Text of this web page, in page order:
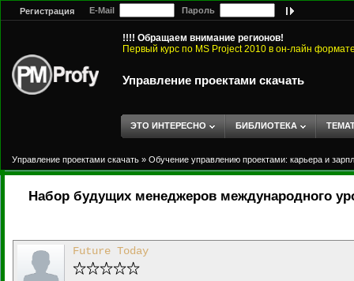
Регистрация E-Mail Пароль
!!!! Обращаем внимание регионов!
Первый курс по MS Project 2010 в он-лайн
Управление проектами скачать
ЭТО ИНТЕРЕСНО БИБЛИОТЕКА
Управление проектами скачать » Обучение управлению проектами: карьера и
Набор будущих менеджеров международного
Future Today